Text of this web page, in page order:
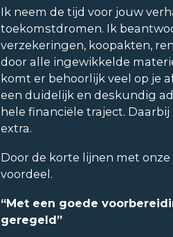
Ik neem de tijd voor jouw
toekomstdromen. Ik
verzekeringen, koopakten,
door alle ingewikkelde
komt er behoorlijk veel op je
een duidelijk en deskundig
hele financiële traject.
extra.
Door de korte lijnen met
voordeel.
“Met een goede
geregeld”